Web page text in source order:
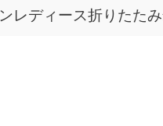
レディース折りたた